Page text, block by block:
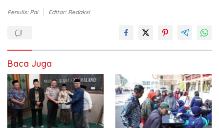
Penulis: Pai Editor: Redaksi
Baca Juga